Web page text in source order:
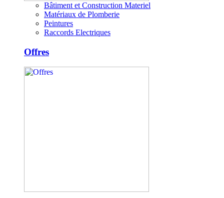
Bâtiment et Construction Materiel
Matériaux de Plomberie
Peintures
Raccords Electriques
Offres